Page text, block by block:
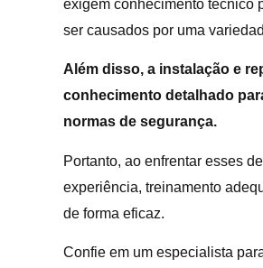
exigem conhecimento técnico
ser causados por uma
Além disso, a instalação e
conhecimento detalhado
normas de segurança.
Portanto, ao enfrentar esses
experiência, treinamento
de forma eficaz.
Confie em um especialista